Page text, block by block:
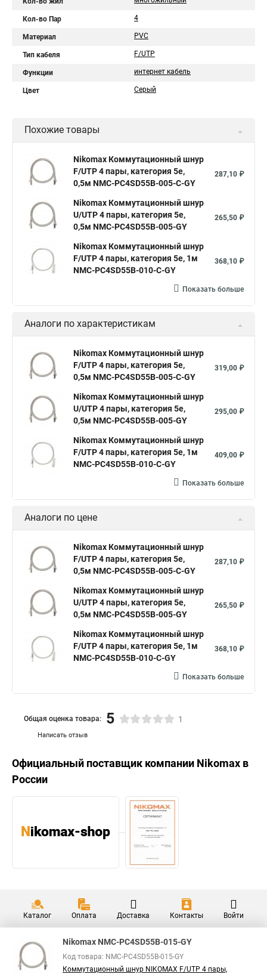
Кол-во Пар 4
Материал PVC
Тип кабеля F/UTP
Функции интернет кабель
Цвет Серый
Похожие товары
Nikomax Коммутационный шнур
F/UTP 4 пары, категория 5е,
0,5м NMC-PC4SD55B-005-C-GY
287,10 ₽
Nikomax Коммутационный шнур
U/UTP 4 пары, категория 5е,
0,5м NMC-PC4SD55B-005-GY
265,50 ₽
Nikomax Коммутационный шнур
F/UTP 4 пары, категория 5е, 1м
NMC-PC4SD55B-010-C-GY
368,10 ₽
Показать больше
Аналоги по характеристикам
Nikomax Коммутационный шнур
F/UTP 4 пары, категория 5е,
0,5м NMC-PC4SD55B-005-C-GY
319,00 ₽
Nikomax Коммутационный шнур
U/UTP 4 пары, категория 5е,
0,5м NMC-PC4SD55B-005-GY
295,00 ₽
Nikomax Коммутационный шнур
F/UTP 4 пары, категория 5е, 1м
NMC-PC4SD55B-010-C-GY
409,00 ₽
Показать больше
Аналоги по цене
Nikomax Коммутационный шнур
F/UTP 4 пары, категория 5е,
0,5м NMC-PC4SD55B-005-C-GY
287,10 ₽
Nikomax Коммутационный шнур
U/UTP 4 пары, категория 5е,
0,5м NMC-PC4SD55B-005-GY
265,50 ₽
Nikomax Коммутационный шнур
F/UTP 4 пары, категория 5е, 1м
NMC-PC4SD55B-010-C-GY
368,10 ₽
Показать больше
Написать отзыв
Общая оценка товара: 5 1
Официальный поставщик компании Nikomax в
России
Каталог Оплата Доставка Контакты Войти
Nikomax NMC-PC4SD55B-015-GY
Код товара: NMC-PC4SD55B-015-GY
Коммутационный шнур NIKOMAX F/UTP 4 пары,